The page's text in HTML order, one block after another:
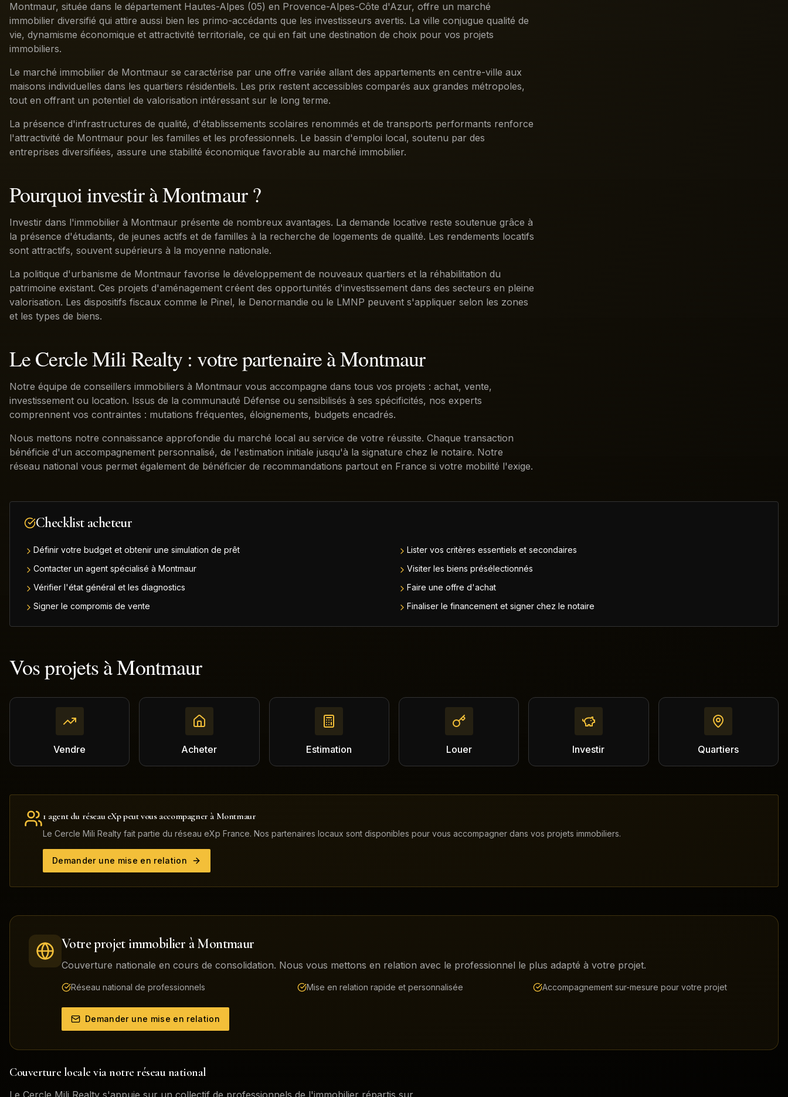
Montmaur, située dans le département Hautes-Alpes (05) en Provence-Alpes-Côte d'Azur, offre un marché
immobilier diversifié qui attire aussi bien les primo-accédants que les investisseurs avertis. La ville conjugue qualité de
vie, dynamisme économique et attractivité territoriale, ce qui en fait une destination de choix pour vos projets
immobiliers.
Le marché immobilier de Montmaur se caractérise par une offre variée allant des appartements en centre-ville aux
maisons individuelles dans les quartiers résidentiels. Les prix restent accessibles comparés aux grandes métropoles,
tout en offrant un potentiel de valorisation intéressant sur le long terme.
La présence d'infrastructures de qualité, d'établissements scolaires renommés et de transports performants renforce
l'attractivité de Montmaur pour les familles et les professionnels. Le bassin d'emploi local, soutenu par des
entreprises diversifiées, assure une stabilité économique favorable au marché immobilier.
Pourquoi investir à Montmaur ?
Investir dans l'immobilier à Montmaur présente de nombreux avantages. La demande locative reste soutenue grâce à
la présence d'étudiants, de jeunes actifs et de familles à la recherche de logements de qualité. Les rendements locatifs
sont attractifs, souvent supérieurs à la moyenne nationale.
La politique d'urbanisme de Montmaur favorise le développement de nouveaux quartiers et la réhabilitation du
patrimoine existant. Ces projets d'aménagement créent des opportunités d'investissement dans des secteurs en pleine
valorisation. Les dispositifs fiscaux comme le Pinel, le Denormandie ou le LMNP peuvent s'appliquer selon les zones
et les types de biens.
Le Cercle Mili Realty : votre partenaire à Montmaur
Notre équipe de conseillers immobiliers à Montmaur vous accompagne dans tous vos projets : achat, vente,
investissement ou location. Issus de la communauté Défense ou sensibilisés à ses spécificités, nos experts
comprennent vos contraintes : mutations fréquentes, éloignements, budgets encadrés.
Nous mettons notre connaissance approfondie du marché local au service de votre réussite. Chaque transaction
bénéficie d'un accompagnement personnalisé, de l'estimation initiale jusqu'à la signature chez le notaire. Notre
réseau national vous permet également de bénéficier de recommandations partout en France si votre mobilité l'exige.
Checklist acheteur
Définir votre budget et obtenir une simulation de prêt
Lister vos critères essentiels et secondaires
Contacter un agent spécialisé à Montmaur
Visiter les biens présélectionnés
Vérifier l'état général et les diagnostics
Faire une offre d'achat
Signer le compromis de vente
Finaliser le financement et signer chez le notaire
Vos projets àMontmaur
Vendre Acheter Estimation Louer Investir Quartiers
1 agentdu réseau eXppeutvous accompagner à Montmaur
Le Cercle Mili Realty fait partie du réseau eXp France. Nos partenaires locaux sont disponibles pour vous accompagner dans vos projets immobiliers.
Demander une mise en relation
Votre projet immobilier àMontmaur
Couverture nationale en cours de consolidation. Nous vous mettons en relation avec le professionnel le plus adapté à votre projet.
Réseau national de professionnels Mise en relation rapide et personnalisée Accompagnement sur-mesure pour votre projet
Demander une mise en relation
Couverture locale via notre réseau national
Le Cercle Mili Realty s'appuie sur un collectif de professionnels de l'immobilier répartis sur